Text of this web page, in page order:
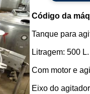
Código da
Tanque para
Litragem: 500 L.
Com motor e
Eixo do